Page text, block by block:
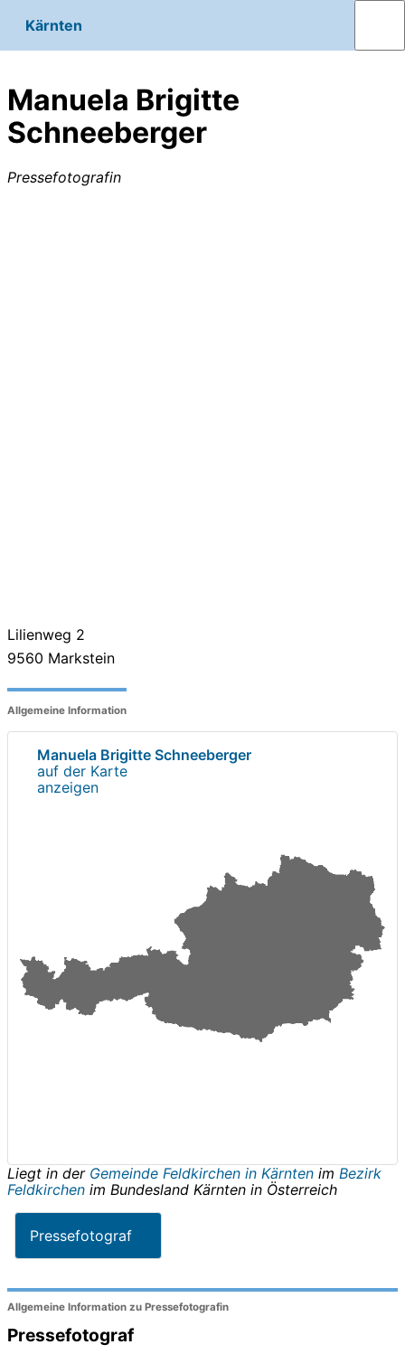
Kärnten
Manuela Brigitte
Schneeberger
Pressefotografin
Lilienweg 2
9560 Markstein
Allgemeine Information
Manuela Brigitte Schneeberger
auf der Karte
anzeigen
Liegt in der Gemeinde Feldkirchen in Kärnten im Bezirk
Feldkirchen im Bundesland Kärnten in Österreich
Pressefotograf
Allgemeine Information zu Pressefotografin
Pressefotograf